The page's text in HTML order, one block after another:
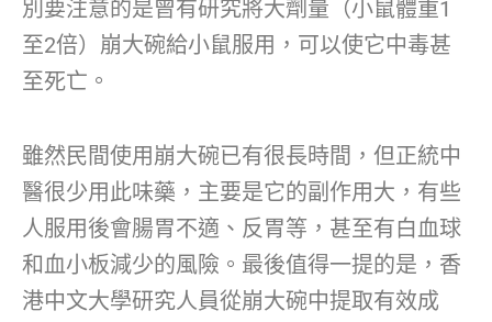
別要注意的是曾有研究將大劑量（小鼠體重1
至2倍）崩大碗給小鼠服用，可以使它中毒甚
至死亡。
雖然民間使用崩大碗已有很長時間，但正統中
醫很少用此味藥，主要是它的副作用大，有些
人服用後會腸胃不適、反胃等，甚至有白血球
和血小板減少的風險。最後值得一提的是，香
港中文大學研究人員從崩大碗中提取有效成